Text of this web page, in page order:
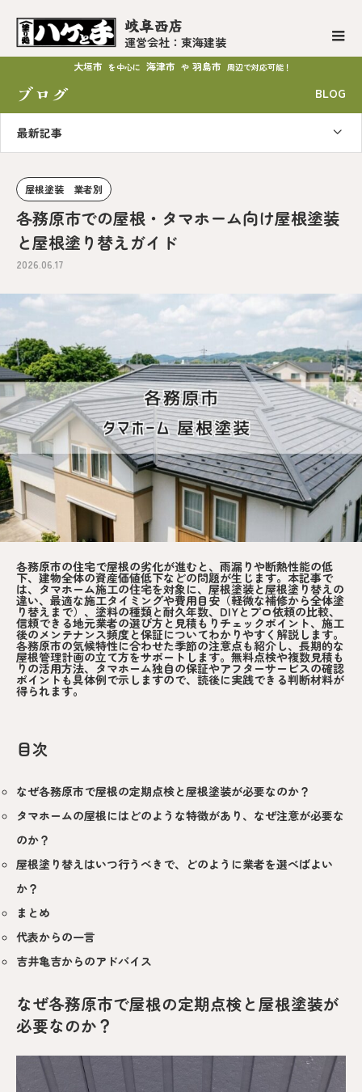
岐阜西店
運営会社：東海建装
大垣市 を中心に 海津市 や 羽島市 周辺で対応可能！
ブログ BLOG
最新記事
屋根塗装 業者別
各務原市での屋根・タマホーム向け屋根塗装
と屋根塗り替えガイド
2026.06.17
各務原市の住宅で屋根の劣化が進むと、雨漏りや断熱性能の低
下、建物全体の資産価値低下などの問題が生じます。本記事で
は、タマホーム施工の住宅を対象に、屋根塗装と屋根塗り替えの
違い、最適な施工タイミングや費用目安（軽微な補修から全体塗
り替えまで）、塗料の種類と耐久年数、DIYとプロ依頼の比較、
信頼できる地元業者の選び方と見積もりチェックポイント、施工
後のメンテナンス頻度と保証についてわかりやすく解説します。
各務原市の気候特性に合わせた季節の注意点も紹介し、長期的な
屋根管理計画の立て方をサポートします。無料点検や複数見積も
りの活用方法、タマホーム独自の保証やアフターサービスの確認
ポイントも具体例で示しますので、読後に実践できる判断材料が
得られます。
目次
なぜ各務原市で屋根の定期点検と屋根塗装が必要なのか？
タマホームの屋根にはどのような特徴があり、なぜ注意が必要な
のか？
屋根塗り替えはいつ行うべきで、どのように業者を選べばよい
か？
まとめ
代表からの一言
吉井亀吉からのアドバイス
なぜ各務原市で屋根の定期点検と屋根塗装が
必要なのか？